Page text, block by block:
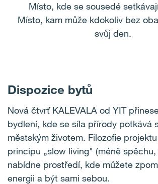
Místo, kde se sousedé
Místo, kam může kdokoliv bez
svůj den.
Dispozice bytů
Nová čtvrť KALEVALA od YIT
bydlení, kde se síla přírody potkává
městským životem. Filozofie
principu „slow living" (méně
nabídne prostředí, kde můžete
energii a být sami sebou.